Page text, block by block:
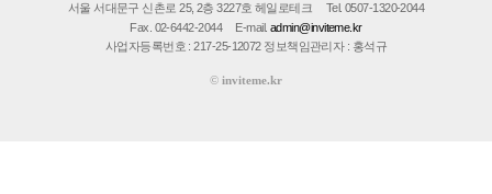
서울 서대문구 신촌로 25, 2층 3227호 헤일로테크
Tel. 0507-1320-2044
Fax. 02-6442-2044
E-mail.admin@inviteme.kr
사업자등록번호 : 217-25-12072 정보책임관리자 : 홍석규
© inviteme.kr